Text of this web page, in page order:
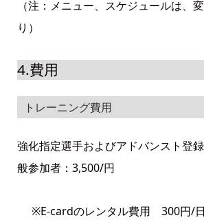
（注：メニュー、スケジュールは、
り）
4.費用
トレーニング費用
強化指定選手およびアドバンスト登
般参加者：3,500/円
※E-cardのレンタル費用 300円/日